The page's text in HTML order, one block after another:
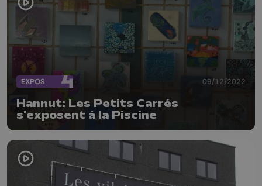
EXPOS 09/12/2022
Hannut: Les Petits Carrés
s'exposent à la Piscine